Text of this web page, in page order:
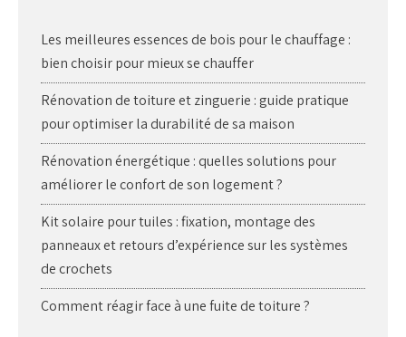
Les meilleures essences de bois pour le chauffage :
bien choisir pour mieux se chauffer
Rénovation de toiture et zinguerie : guide pratique
pour optimiser la durabilité de sa maison
Rénovation énergétique : quelles solutions pour
améliorer le confort de son logement ?
Kit solaire pour tuiles : fixation, montage des
panneaux et retours d’expérience sur les systèmes
de crochets
Comment réagir face à une fuite de toiture ?